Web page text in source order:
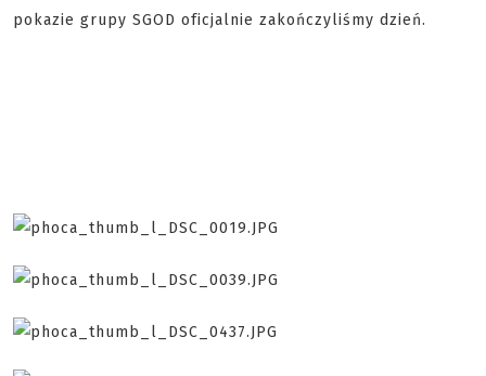
pokazie grupy SGOD oficjalnie zakończyliśmy dzień.